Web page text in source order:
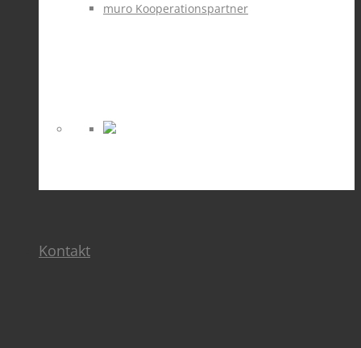
muro Kooperationspartner
Kontakt